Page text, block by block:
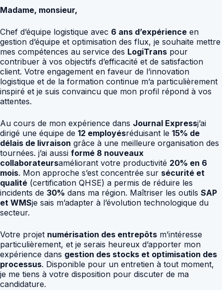
Madame, monsieur,
Chef d’équipe logistique avec 6 ans d’expérience en
gestion d’équipe et optimisation des flux, je souhaite mettre
mes compétences au service des LogiTrans pour
contribuer à vos objectifs d’efficacité et de satisfaction
client. Votre engagement en faveur de l’innovation
logistique et de la formation continue m’a particulièrement
inspiré et je suis convaincu que mon profil répond à vos
attentes.
Au cours de mon expérience dans Journal Expressj’ai
dirigé une équipe de 12 employésréduisant le 15% de
délais de livraison grâce à une meilleure organisation des
tournées. j’ai aussi formé 8 nouveaux
collaborateursaméliorant votre productivité 20% en 6
mois. Mon approche s’est concentrée sur sécurité et
qualité (certification QHSE) a permis de réduire les
incidents de 30% dans ma région. Maîtriser les outils SAP
et WMSje sais m’adapter à l’évolution technologique du
secteur.
Votre projet numérisation des entrepôts m’intéresse
particulièrement, et je serais heureux d’apporter mon
expérience dans gestion des stocks et optimisation des
processus. Disponible pour un entretien à tout moment,
je me tiens à votre disposition pour discuter de ma
candidature.